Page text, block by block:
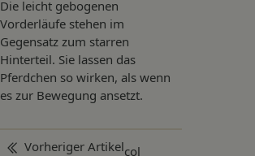
Die leicht gebogenen
Vorderläufe stehen im
Gegensatz zum starren
Hinterteil. Sie lassen das
Pferdchen so wirken, als wenn
es zur Bewegung ansetzt.
Beitragsnavigation
Vorheriger Artikelcol